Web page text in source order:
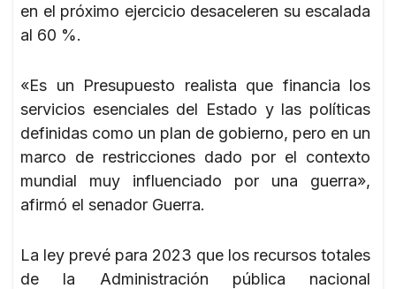
en el próximo ejercicio desaceleren su escalada
al 60 %.
«Es un Presupuesto realista que financia los
servicios esenciales del Estado y las políticas
definidas como un plan de gobierno, pero en un
marco de restricciones dado por el contexto
mundial muy influenciado por una guerra»,
afirmó el senador Guerra.
La ley prevé para 2023 que los recursos totales
de la Administración pública nacional